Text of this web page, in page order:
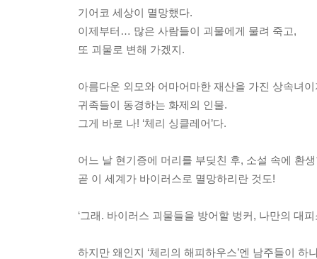
기어코 세상이 멸망했다.
이제부터… 많은 사람들이 괴물에게 물려 죽고,
또 괴물로 변해 가겠지.
아름다운 외모와 어마어마한 재산을 가진 상속녀이
귀족들이 동경하는 화제의 인물.
그게 바로 나! ‘체리 싱클레어’다.
어느 날 현기증에 머리를 부딪친 후, 소설 속에 환
곧 이 세계가 바이러스로 멸망하리란 것도!
‘그래. 바이러스 괴물들을 방어할 벙커, 나만의 대
하지만 왜인지 ‘체리의 해피하우스’엔 남주들이